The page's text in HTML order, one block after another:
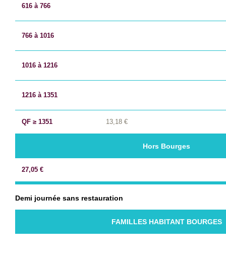
616 à 766
766 à 1016
1016 à 1216
1216 à 1351
QF ≥ 1351 13,18 €
Hors Bourges
27,05 €
Demi journée sans restauration
FAMILLES HABITANT BOURGES